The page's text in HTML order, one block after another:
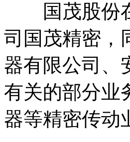
国茂股份在
司国茂精密，
器有限公司、
有关的部分业
器等精密传动